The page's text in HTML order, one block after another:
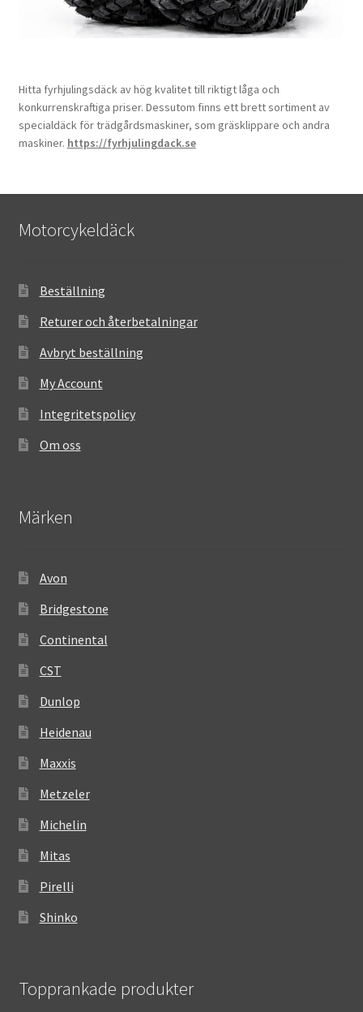
Hitta fyrhjulingsdäck av hög kvalitet till riktigt låga och
konkurrenskraftiga priser. Dessutom finns ett brett sortiment av
specialdäck för trädgårdsmaskiner, som gräsklippare och andra
maskiner. https://fyrhjulingdack.se
Motorcykeldäck
Beställning
Returer och återbetalningar
Avbryt beställning
My Account
Integritetspolicy
Om oss
Märken
Avon
Bridgestone
Continental
CST
Dunlop
Heidenau
Maxxis
Metzeler
Michelin
Mitas
Pirelli
Shinko
Topprankade produkter